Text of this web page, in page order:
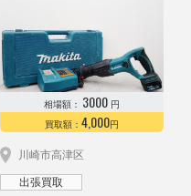
相場額： 3000 円
買取額： 4,000円
川崎市高津区
出張買取